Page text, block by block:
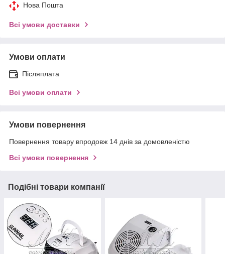
Нова Пошта
Всі умови доставки
Умови оплати
Післяплата
Всі умови оплати
Умови повернення
Повернення товару впродовж 14 днів за домовленістю
Всі умови повернення
Подібні товари компанії